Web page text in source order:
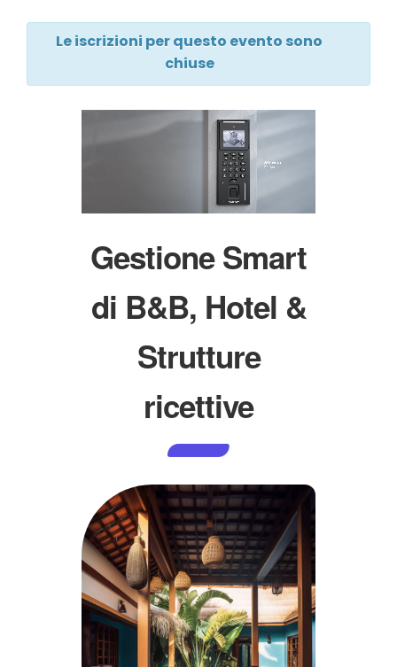
Le iscrizioni per questo evento sono
chiuse
Gestione Smart
di B&B, Hotel &
Strutture
ricettive